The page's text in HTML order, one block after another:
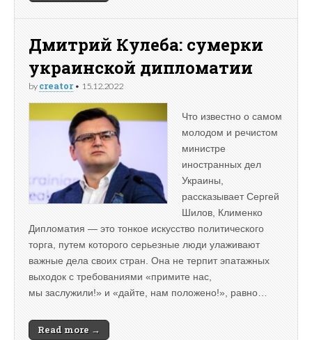
Дмитрий Кулеба: сумерки
украинской дипломатии
by creator• 15.12.2022
Что известно о самом
молодом и речистом
министре
иностранных дел
Украины,
рассказывает Сергей
Шилов, Клименко
Дипломатия — это тонкое искусство политического
торга, путем которого серьезные люди улаживают
важные дела своих стран. Она не терпит эпатажных
выходок с требованиями «примите нас,
мы заслужили!» и «дайте, нам положено!», равно…
Read more →